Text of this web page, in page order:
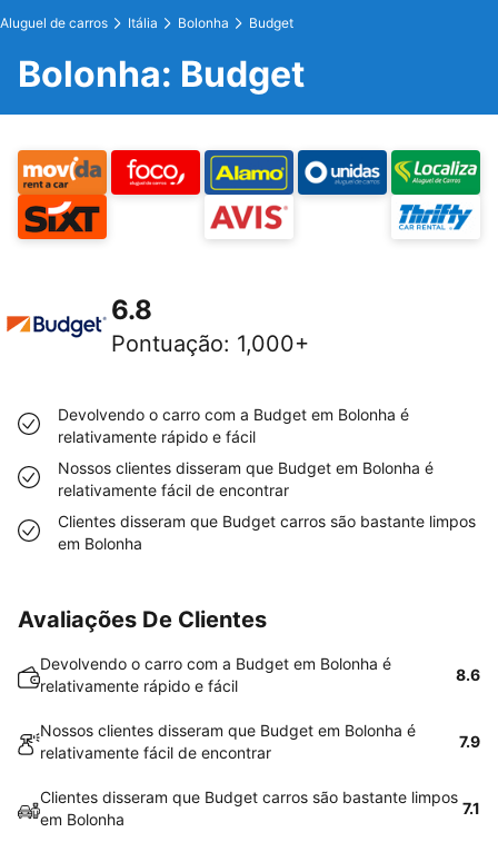
Aluguel de carros Itália Bolonha Budget
Bolonha: Budget
6.8
Pontuação: 1,000+
Devolvendo o carro com a Budget em Bolonha é
relativamente rápido e fácil
Nossos clientes disseram que Budget em Bolonha é
relativamente fácil de encontrar
Clientes disseram que Budget carros são bastante limpos
em Bolonha
Avaliações De Clientes
Devolvendo o carro com a Budget em Bolonha é
relativamente rápido e fácil
8.6
Nossos clientes disseram que Budget em Bolonha é
relativamente fácil de encontrar
7.9
Clientes disseram que Budget carros são bastante limpos
em Bolonha
7.1